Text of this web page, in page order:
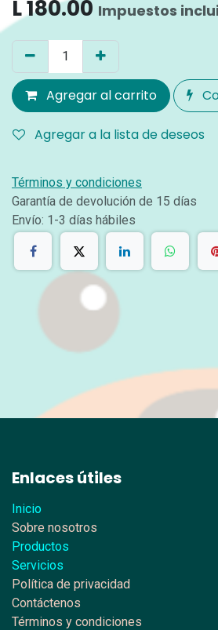
L180.00 Impuestos
Agregar al carrito
Agregar a la lista de deseos
Términos y condiciones
Garantía de devolución de 15 días
Envío: 1-3 días hábiles
Enlaces útiles
Inicio
Sobre nosotros
Productos
Servicios
Política de privacidad
Contáctenos
Términos y condiciones